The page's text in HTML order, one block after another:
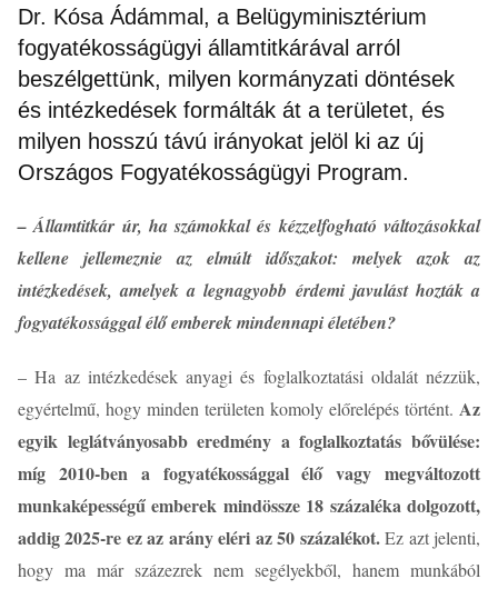
Dr. Kósa Ádámmal, a Belügyminisztérium
fogyatékosságügyi államtitkárával arról
beszélgettünk, milyen kormányzati döntések
és intézkedések formálták át a területet, és
milyen hosszú távú irányokat jelöl ki az új
Országos Fogyatékosságügyi Program.
– Államtitkár úr, ha számokkal és kézzelfogható változásokkal
kellene jellemeznie az elmúlt időszakot: melyek azok az
intézkedések, amelyek a legnagyobb érdemi javulást hozták a
fogyatékossággal élő emberek mindennapi életében?
– Ha az intézkedések anyagi és foglalkoztatási oldalát nézzük,
egyértelmű, hogy minden területen komoly előrelépés történt. Az
egyik leglátványosabb eredmény a foglalkoztatás bővülése:
míg 2010-ben a fogyatékossággal élő vagy megváltozott
munkaképességű emberek mindössze 18 százaléka dolgozott,
addig 2025-re ez az arány eléri az 50 százalékot.Ez azt jelenti,
hogy ma már százezrek nem segélyekből, hanem munkából